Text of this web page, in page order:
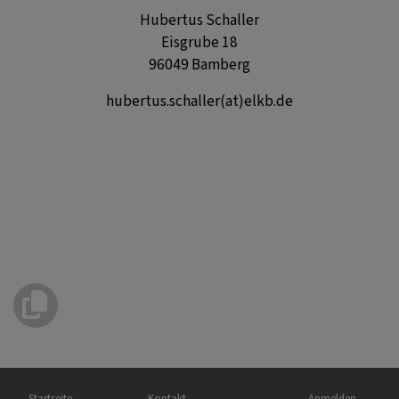
Hubertus Schaller
Eisgrube 18
96049 Bamberg
hubertus.schaller(at)elkb.de
Hauptnavigation Fußbereichsmenü Benutzermenü